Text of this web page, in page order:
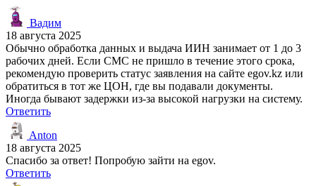
Вадим
18 августа 2025
Обычно обработка данных и выдача ИИН занимает от 1 до 3
рабочих дней. Если СМС не пришло в течение этого срока,
рекомендую проверить статус заявления на сайте egov.kz или
обратиться в тот же ЦОН, где вы подавали документы.
Иногда бывают задержки из-за высокой нагрузки на систему.
Ответить
Anton
18 августа 2025
Спасибо за ответ! Попробую зайти на egov.
Ответить